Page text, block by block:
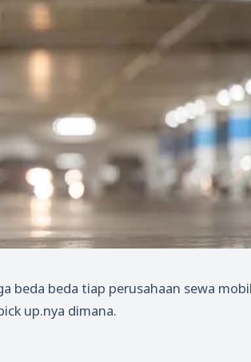
beda beda tiap perusahaan sewa
up.nya dimana.